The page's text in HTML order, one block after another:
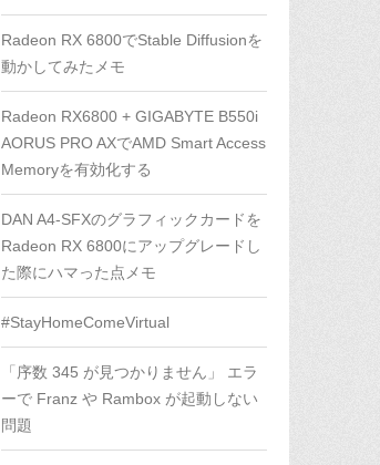
Radeon RX 6800でStable Diffusionを
動かしてみたメモ
Radeon RX6800 + GIGABYTE B550i
AORUS PRO AXでAMD Smart Access
Memoryを有効化する
DAN A4-SFXのグラフィックカードを
Radeon RX 6800にアップグレードし
た際にハマった点メモ
#StayHomeComeVirtual
「序数 345 が見つかりません」 エラ
ーで Franz や Rambox が起動しない
問題